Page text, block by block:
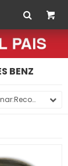
BENZ
Recomendados